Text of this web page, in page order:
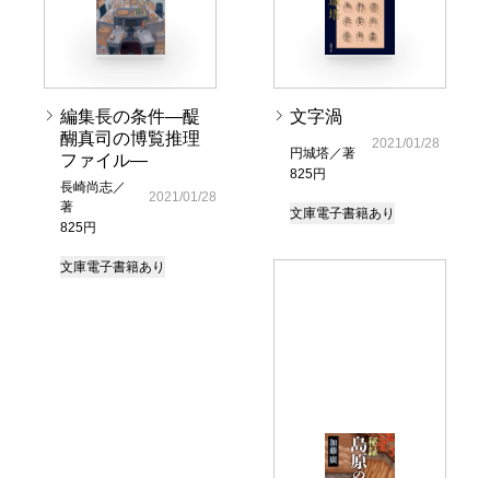
編集長の条件―醍
醐真司の博覧推理
ファイル―
長崎尚志／
著
825円
2021/01/28
文庫電子書籍あり
文字渦
円城塔／著
825円
2021/01/28
文庫電子書籍あり